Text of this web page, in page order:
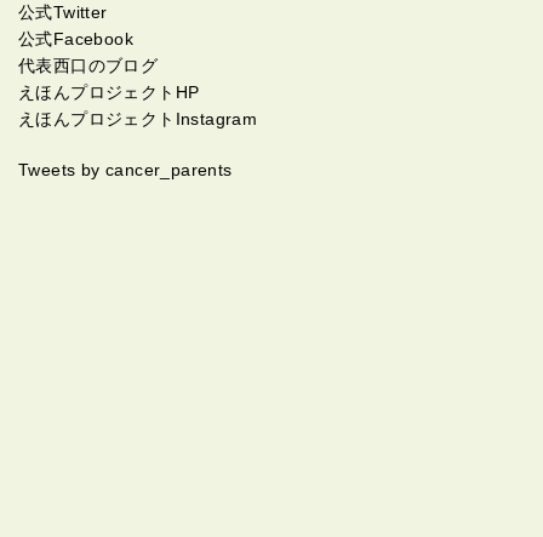
公式Twitter
公式Facebook
代表西口のブログ
えほんプロジェクトHP
えほんプロジェクトInstagram
Tweets by cancer_parents